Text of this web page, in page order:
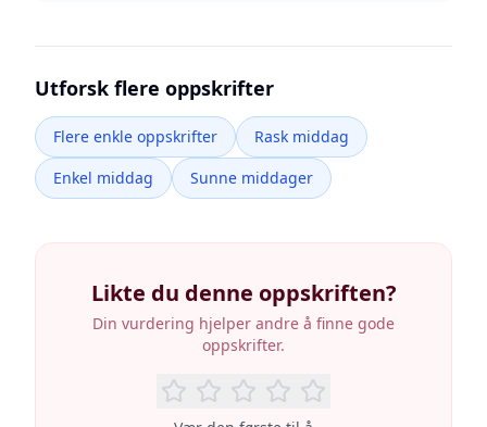
Utforsk flere oppskrifter
Flere enkle oppskrifter
Rask middag
Enkel middag
Sunne middager
Likte du denne oppskriften?
Din vurdering hjelper andre å finne gode
oppskrifter.